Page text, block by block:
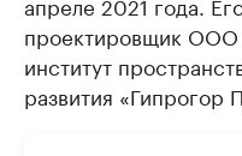
проектировщик ООО
институт
развития «Гипрогор